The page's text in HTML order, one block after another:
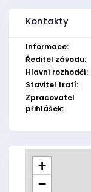
Kontakty
Informace:
Ředitel závodu:
Hlavní rozhodčí:
Stavitel tratí:
Zpracovatel
přihlášek:
+
−